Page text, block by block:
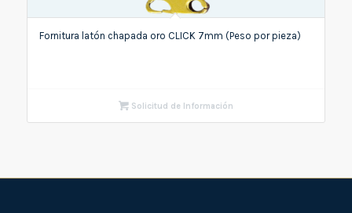
Fornitura latón chapada oro CLICK 7mm (Peso por pieza)
Solicitud de Información